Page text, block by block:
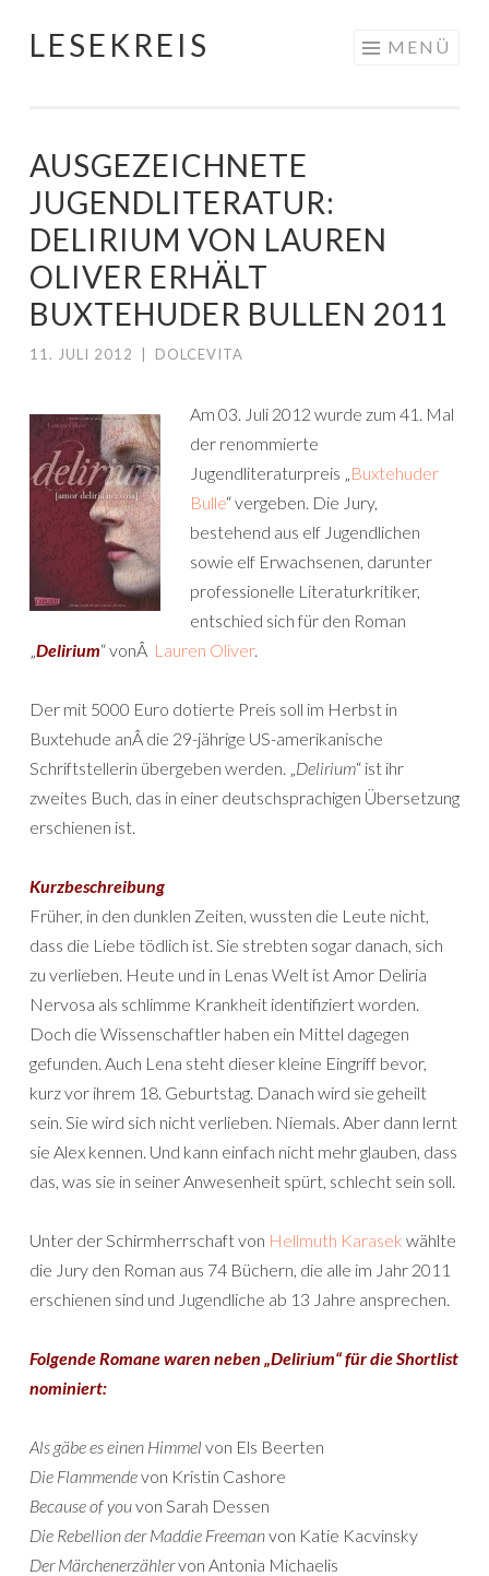
Springe
LESEKREIS MENÜ
AUSGEZEICHNETE
JUGENDLITERATUR:
DELIRIUM VON LAUREN
OLIVER ERHÄLT
BUXTEHUDER BULLEN 2011
11. JULI 2012 DOLCEVITA
Am 03. Juli 2012 wurde zum 41. Mal
der renommierte
Jugendliteraturpreis „Buxtehuder
Bulle“ vergeben. Die Jury,
bestehend aus elf Jugendlichen
sowie elf Erwachsenen, darunter
professionelle Literaturkritiker,
entschied sich für den Roman
„Delirium“ vonÂ Lauren Oliver.
Der mit 5000 Euro dotierte Preis soll im Herbst in
Buxtehude anÂ die 29-jährige US-amerikanische
Schriftstellerin übergeben werden. „Delirium“ ist ihr
zweites Buch, das in einer deutschsprachigen Übersetzung
erschienen ist.
Kurzbeschreibung
Früher, in den dunklen Zeiten, wussten die Leute nicht,
dass die Liebe tödlich ist. Sie strebten sogar danach, sich
zu verlieben. Heute und in Lenas Welt ist Amor Deliria
Nervosa als schlimme Krankheit identifiziert worden.
Doch die Wissenschaftler haben ein Mittel dagegen
gefunden. Auch Lena steht dieser kleine Eingriff bevor,
kurz vor ihrem 18. Geburtstag. Danach wird sie geheilt
sein. Sie wird sich nicht verlieben. Niemals. Aber dann lernt
sie Alex kennen. Und kann einfach nicht mehr glauben, dass
das, was sie in seiner Anwesenheit spürt, schlecht sein soll.
Unter der Schirmherrschaft von Hellmuth Karasek wählte
die Jury den Roman aus 74 Büchern, die alle im Jahr 2011
erschienen sind und Jugendliche ab 13 Jahre ansprechen.
Folgende Romane waren neben „Delirium“ für die Shortlist
nominiert:
Als gäbe es einen Himmel von Els Beerten
Die Flammendevon Kristin Cashore
Because of youvon Sarah Dessen
Die Rebellion der Maddie Freemanvon Katie Kacvinsky
Der Märchenerzählervon Antonia Michaelis